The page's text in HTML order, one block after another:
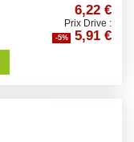
6,22 €
Prix Drive :
-5% 5,91 €